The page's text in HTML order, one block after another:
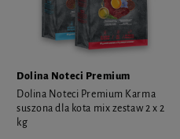
Dolina Noteci Premium
Dolina Noteci Premium Karma
suszona dla kota mix zestaw 2 x 2
kg